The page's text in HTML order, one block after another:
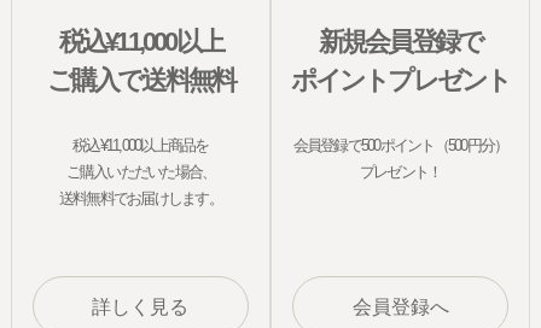
税込¥11,000以上
ご購入で送料無料
税込¥11,000以上商品を
ご購入いただいた場合、
送料無料でお届けします。
詳しく見る
新規会員登録で
ポイントプレゼント
会員登録で500ポイント（500円分）
プレゼント！
会員登録へ